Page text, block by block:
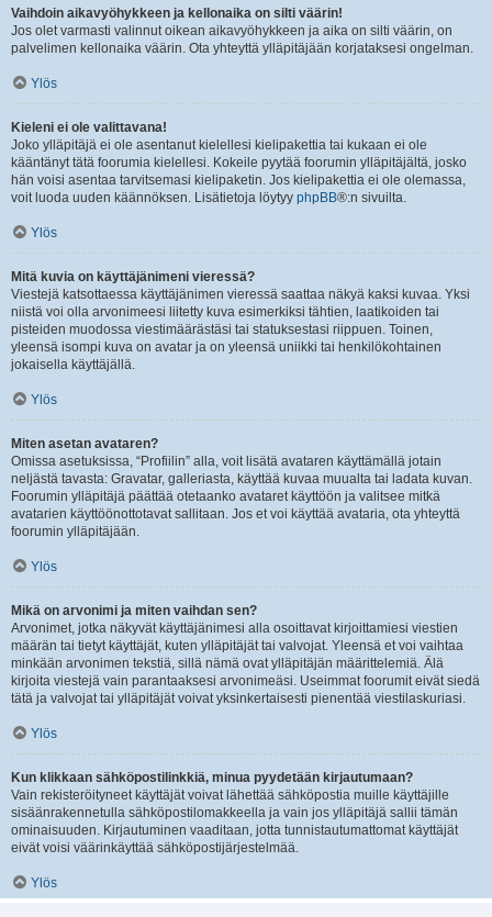
Vaihdoin aikavyöhykkeen ja kellonaika on silti väärin!
Jos olet varmasti valinnut oikean aikavyöhykkeen ja aika on silti väärin, on
palvelimen kellonaika väärin. Ota yhteyttä ylläpitäjään korjataksesi ongelman.
Ylös
Kieleni ei ole valittavana!
Joko ylläpitäjä ei ole asentanut kielellesi kielipakettia tai kukaan ei ole
kääntänyt tätä foorumia kielellesi. Kokeile pyytää foorumin ylläpitäjältä, josko
hän voisi asentaa tarvitsemasi kielipaketin. Jos kielipakettia ei ole olemassa,
voit luoda uuden käännöksen. Lisätietoja löytyy phpBB®:n sivuilta.
Ylös
Mitä kuvia on käyttäjänimeni vieressä?
Viestejä katsottaessa käyttäjänimen vieressä saattaa näkyä kaksi kuvaa. Yksi
niistä voi olla arvonimeesi liitetty kuva esimerkiksi tähtien, laatikoiden tai
pisteiden muodossa viestimäärästäsi tai statuksestasi riippuen. Toinen,
yleensä isompi kuva on avatar ja on yleensä uniikki tai henkilökohtainen
jokaisella käyttäjällä.
Ylös
Miten asetan avataren?
Omissa asetuksissa, “Profiilin” alla, voit lisätä avataren käyttämällä jotain
neljästä tavasta: Gravatar, galleriasta, käyttää kuvaa muualta tai ladata kuvan.
Foorumin ylläpitäjä päättää otetaanko avataret käyttöön ja valitsee mitkä
avatarien käyttöönottotavat sallitaan. Jos et voi käyttää avataria, ota yhteyttä
foorumin ylläpitäjään.
Ylös
Mikä on arvonimi ja miten vaihdan sen?
Arvonimet, jotka näkyvät käyttäjänimesi alla osoittavat kirjoittamiesi viestien
määrän tai tietyt käyttäjät, kuten ylläpitäjät tai valvojat. Yleensä et voi vaihtaa
minkään arvonimen tekstiä, sillä nämä ovat ylläpitäjän määrittelemiä. Älä
kirjoita viestejä vain parantaaksesi arvonimeäsi. Useimmat foorumit eivät siedä
tätä ja valvojat tai ylläpitäjät voivat yksinkertaisesti pienentää viestilaskuriasi.
Ylös
Kun klikkaan sähköpostilinkkiä, minua pyydetään kirjautumaan?
Vain rekisteröityneet käyttäjät voivat lähettää sähköpostia muille käyttäjille
sisäänrakennetulla sähköpostilomakkeella ja vain jos ylläpitäjä sallii tämän
ominaisuuden. Kirjautuminen vaaditaan, jotta tunnistautumattomat käyttäjät
eivät voisi väärinkäyttää sähköpostijärjestelmää.
Ylös